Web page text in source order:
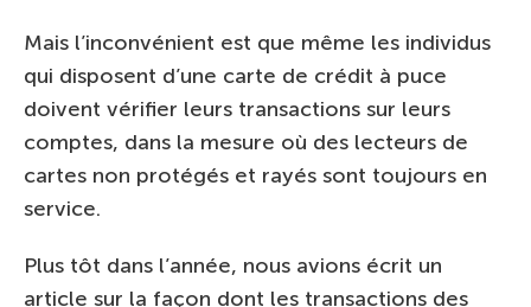
Mais l’inconvénient est que même les individus
qui disposent d’une carte de crédit à puce
doivent vérifier leurs transactions sur leurs
comptes, dans la mesure où des lecteurs de
cartes non protégés et rayés sont toujours en
service.
Plus tôt dans l’année, nous avions écrit un
article sur la façon dont les transactions des